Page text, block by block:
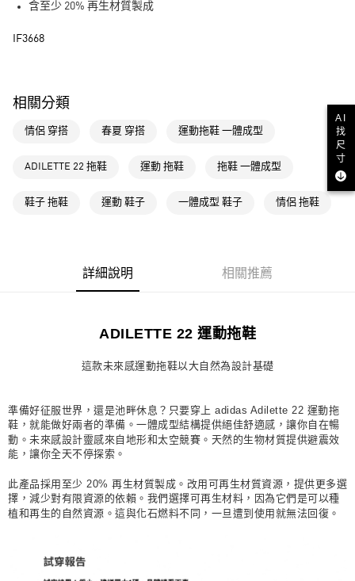
運送方式
付款後全家取貨
每筆NT$80，滿NT$1,500(含以上)免運費
萊爾富取貨付款
每筆NT$80，滿NT$1,500(含以上)免運費
付款後門市自取
每筆NT$80，滿NT$1,500(含以上)免運費
含至少 20% 再生材質製成
IF3668
相關分類
情侶 穿搭 春夏 穿搭 運動拖鞋 一體成型
ADILETTE 22 拖鞋 運動 拖鞋 拖鞋 一體成型
鞋子 拖鞋 運動 鞋子 一體成型 鞋子 情侶 拖鞋
詳細說明 相關推薦
ADILETTE 22 運動拖鞋
這款未來感運動拖鞋以大自然為設計基礎
準備好征服世界，還是池畔休息？只要穿上 adidas Adilette 22 運動拖
鞋，就能做好兩者的準備。一體成型結構提供絕佳舒適感，讓你自在暢
動。未來感設計靈感來自地形和太空競賽。天然的生物材質提供避震效
能，讓你全天不停探索。
此產品採用至少 20% 再生材質製成。改用可再生材質資源，提供更多選
擇，減少對有限資源的依賴。我們選擇可再生材料，因為它們是可以種
植和再生的自然資源。這與化石燃料不同，一旦遭到使用就無法回復。
AI
找
尺
寸